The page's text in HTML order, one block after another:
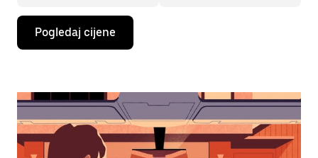
Pritisni
tipku
sa
za
s
kalendarom
Pogledaj cijene